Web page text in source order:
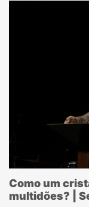
Como um
multidões? |